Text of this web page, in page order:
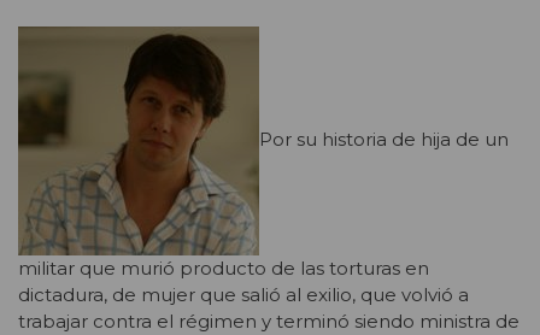
Por su historia de hija de un
militar que murió producto de las torturas en
dictadura, de mujer que salió al exilio, que volvió a
trabajar contra el régimen y terminó siendo ministra de